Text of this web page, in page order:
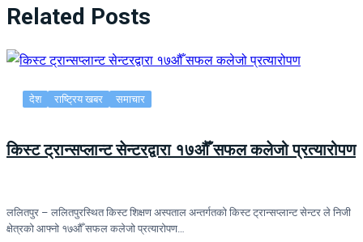
Related Posts
देश राष्ट्रिय खबर समाचार
किस्ट ट्रान्सप्लान्ट सेन्टरद्वारा १७औँ सफल कलेजो प्रत्यारोपण
ललितपुर – ललितपुरस्थित किस्ट शिक्षण अस्पताल अन्तर्गतको किस्ट ट्रान्सप्लान्ट सेन्टर ले निजी
क्षेत्रको आफ्नो १७औँ सफल कलेजो प्रत्यारोपण…